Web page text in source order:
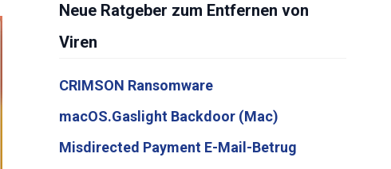
Neue Ratgeber zum Entfernen von
Viren
CRIMSON Ransomware
macOS.Gaslight Backdoor (Mac)
Misdirected Payment E-Mail-Betrug